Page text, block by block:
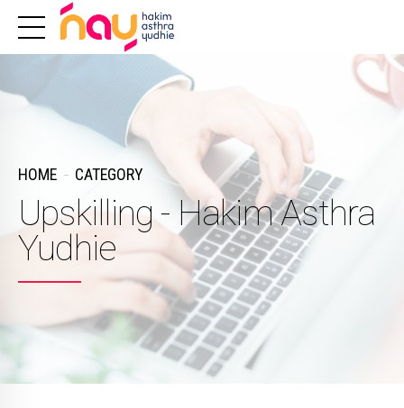
HOME CATEGORY
Upskilling - Hakim Asthra
Yudhie